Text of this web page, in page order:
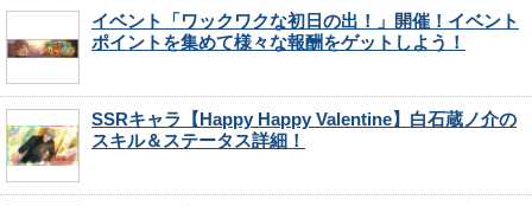
イベント「ワックワクな初日の出！」開催！イベント
ポイントを集めて様々な報酬をゲットしよう！
SSRキャラ【Happy Happy Valentine】白石蔵ノ介の
スキル＆ステータス詳細！